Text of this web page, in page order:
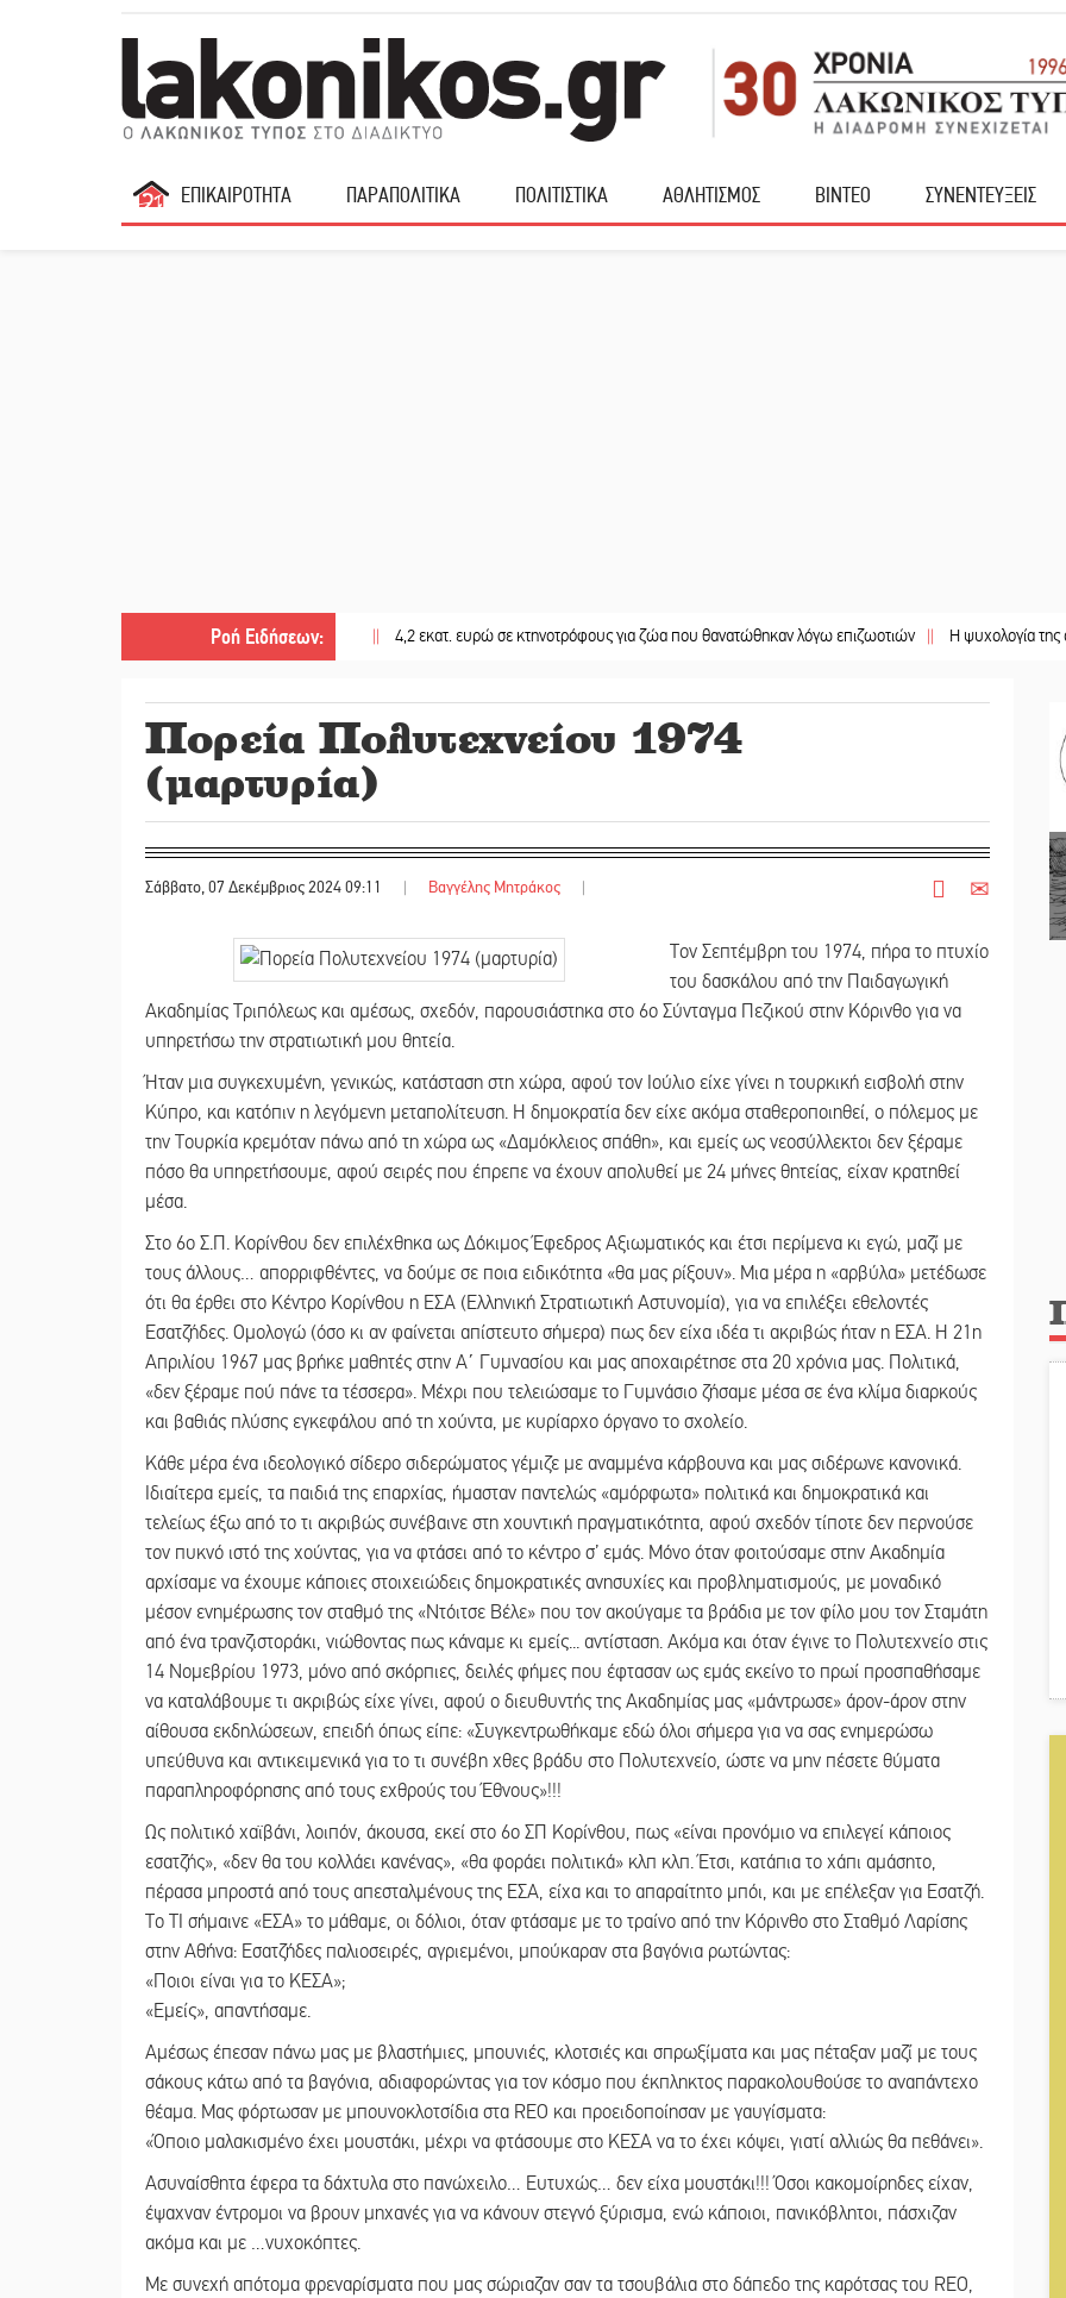
ΕΠΙΚΑΙΡΟΤΗΤΑ ΠΑΡΑΠΟΛΙΤΙΚΑ ΠΟΛΙΤΙΣΤΙΚΑ ΑΘΛΗΤΙΣΜΟΣ ΒΙΝΤΕΟ ΣΥΝΕΝΤΕΥΞΕΙΣ
Ροή Ειδήσεων:
|| 4,2 εκατ. ευρώ σε κτηνοτρόφους για ζώα που θανατώθηκαν λόγω επιζωοτιών || Η ψυχολογία της ανατροπής
Πορεία Πολυτεχνείου 1974
(μαρτυρία)
Σάββατο, 07 Δεκέμβριος 2024 09:11 | Βαγγέλης Μητράκος |
Τον Σεπτέμβρη του 1974, πήρα το πτυχίο
του δασκάλου από την Παιδαγωγική
Ακαδημίας Τριπόλεως και αμέσως, σχεδόν, παρουσιάστηκα στο 6ο Σύνταγμα Πεζικού στην Κόρινθο για να
υπηρετήσω την στρατιωτική μου θητεία.
Ήταν μια συγκεχυμένη, γενικώς, κατάσταση στη χώρα, αφού τον Ιούλιο είχε γίνει η τουρκική εισβολή στην
Κύπρο, και κατόπιν η λεγόμενη μεταπολίτευση. Η δημοκρατία δεν είχε ακόμα σταθεροποιηθεί, ο πόλεμος με
την Τουρκία κρεμόταν πάνω από τη χώρα ως «Δαμόκλειος σπάθη», και εμείς ως νεοσύλλεκτοι δεν ξέραμε
πόσο θα υπηρετήσουμε, αφού σειρές που έπρεπε να έχουν απολυθεί με 24 μήνες θητείας, είχαν κρατηθεί
μέσα.
Στο 6ο Σ.Π. Κορίνθου δεν επιλέχθηκα ως Δόκιμος Έφεδρος Αξιωματικός και έτσι περίμενα κι εγώ, μαζί με
τους άλλους… απορριφθέντες, να δούμε σε ποια ειδικότητα «θα μας ρίξουν». Μια μέρα η «αρβύλα» μετέδωσε
ότι θα έρθει στο Κέντρο Κορίνθου η ΕΣΑ (Ελληνική Στρατιωτική Αστυνομία), για να επιλέξει εθελοντές
Εσατζήδες. Ομολογώ (όσο κι αν φαίνεται απίστευτο σήμερα) πως δεν είχα ιδέα τι ακριβώς ήταν η ΕΣΑ. Η 21η
Απριλίου 1967 μας βρήκε μαθητές στην Α΄ Γυμνασίου και μας αποχαιρέτησε στα 20 χρόνια μας. Πολιτικά,
«δεν ξέραμε πού πάνε τα τέσσερα». Μέχρι που τελειώσαμε το Γυμνάσιο ζήσαμε μέσα σε ένα κλίμα διαρκούς
και βαθιάς πλύσης εγκεφάλου από τη χούντα, με κυρίαρχο όργανο το σχολείο.
Κάθε μέρα ένα ιδεολογικό σίδερο σιδερώματος γέμιζε με αναμμένα κάρβουνα και μας σιδέρωνε κανονικά.
Ιδιαίτερα εμείς, τα παιδιά της επαρχίας, ήμασταν παντελώς «αμόρφωτα» πολιτικά και δημοκρατικά και
τελείως έξω από το τι ακριβώς συνέβαινε στη χουντική πραγματικότητα, αφού σχεδόν τίποτε δεν περνούσε
τον πυκνό ιστό της χούντας, για να φτάσει από το κέντρο σ’ εμάς. Μόνο όταν φοιτούσαμε στην Ακαδημία
αρχίσαμε να έχουμε κάποιες στοιχειώδεις δημοκρατικές ανησυχίες και προβληματισμούς, με μοναδικό
μέσον ενημέρωσης τον σταθμό της «Ντόιτσε Βέλε» που τον ακούγαμε τα βράδια με τον φίλο μου τον Σταμάτη
από ένα τρανζιστοράκι, νιώθοντας πως κάναμε κι εμείς... αντίσταση. Ακόμα και όταν έγινε το Πολυτεχνείο στις
14 Νομεβρίου 1973, μόνο από σκόρπιες, δειλές φήμες που έφτασαν ως εμάς εκείνο το πρωί προσπαθήσαμε
να καταλάβουμε τι ακριβώς είχε γίνει, αφού ο διευθυντής της Ακαδημίας μας «μάντρωσε» άρον-άρον στην
αίθουσα εκδηλώσεων, επειδή όπως είπε: «Συγκεντρωθήκαμε εδώ όλοι σήμερα για να σας ενημερώσω
υπεύθυνα και αντικειμενικά για το τι συνέβη χθες βράδυ στο Πολυτεχνείο, ώστε να μην πέσετε θύματα
παραπληροφόρησης από τους εχθρούς του Έθνους»!!!
Ως πολιτικό χαϊβάνι, λοιπόν, άκουσα, εκεί στο 6ο ΣΠ Κορίνθου, πως «είναι προνόμιο να επιλεγεί κάποιος
εσατζής», «δεν θα του κολλάει κανένας», «θα φοράει πολιτικά» κλπ κλπ. Έτσι, κατάπια το χάπι αμάσητο,
πέρασα μπροστά από τους απεσταλμένους της ΕΣΑ, είχα και το απαραίτητο μπόι, και με επέλεξαν για Εσατζή.
Το ΤΙ σήμαινε «ΕΣΑ» το μάθαμε, οι δόλιοι, όταν φτάσαμε με το τραίνο από την Κόρινθο στο Σταθμό Λαρίσης
στην Αθήνα: Εσατζήδες παλιοσειρές, αγριεμένοι, μπούκαραν στα βαγόνια ρωτώντας:
«Ποιοι είναι για το ΚΕΣΑ»;
«Εμείς», απαντήσαμε.
Αμέσως έπεσαν πάνω μας με βλαστήμιες, μπουνιές, κλοτσιές και σπρωξίματα και μας πέταξαν μαζί με τους
σάκους κάτω από τα βαγόνια, αδιαφορώντας για τον κόσμο που έκπληκτος παρακολουθούσε το αναπάντεχο
θέαμα. Μας φόρτωσαν με μπουνοκλοτσίδια στα REO και προειδοποίησαν με γαυγίσματα:
«Όποιο μαλακισμένο έχει μουστάκι, μέχρι να φτάσουμε στο ΚΕΣΑ να το έχει κόψει, γιατί αλλιώς θα πεθάνει».
Ασυναίσθητα έφερα τα δάχτυλα στο πανώχειλο… Ευτυχώς… δεν είχα μουστάκι!!! Όσοι κακομοίρηδες είχαν,
έψαχναν έντρομοι να βρουν μηχανές για να κάνουν στεγνό ξύρισμα, ενώ κάποιοι, πανικόβλητοι, πάσχιζαν
ακόμα και με …νυχοκόπτες.
Με συνεχή απότομα φρεναρίσματα που μας σώριαζαν σαν τα τσουβάλια στο δάπεδο της καρότσας του REO,